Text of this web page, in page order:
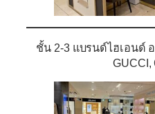
ชั้น 2-3แบรนด์ไฮเอนด์ อ
GUCCI,